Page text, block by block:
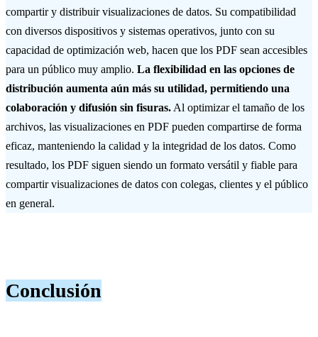
compartir y distribuir visualizaciones de datos. Su compatibilidad
con diversos dispositivos y sistemas operativos, junto con su
capacidad de optimización web, hacen que los PDF sean accesibles
para un público muy amplio. La flexibilidad en las opciones de
distribución aumenta aún más su utilidad, permitiendo una
colaboración y difusión sin fisuras. Al optimizar el tamaño de los
archivos, las visualizaciones en PDF pueden compartirse de forma
eficaz, manteniendo la calidad y la integridad de los datos. Como
resultado, los PDF siguen siendo un formato versátil y fiable para
compartir visualizaciones de datos con colegas, clientes y el público
en general.
Conclusión